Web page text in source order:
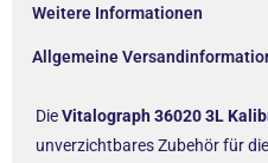
Weitere Informationen
Allgemeine
DieVitalograph 36020 3L
unverzichtbares Zubehör für